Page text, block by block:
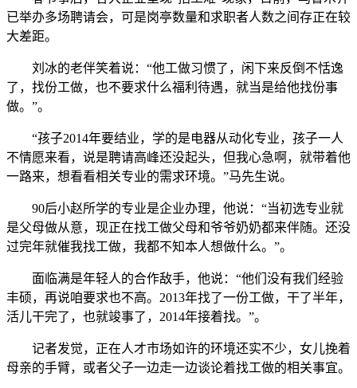
已举办多场聘请会，可是岗亭数量和求职者人数之间存正在较
大差距。
刘冰的老伴笑着说：“他工做习惯了，闲下来反倒不恬逸
了，找份工做，也不要求什么福利待遇，就当是给他找份事
做。”。
“孩子2014年要结业，学的是电器从动化专业，孩子一人
不情愿来看，说是聘请高峰还没起头，但我心急啊，就带着他
一路来，想看看相关专业的需求环境。”马先生说。
90后小赵所学的专业是企业办理，他说：“当初选专业就
是父母做从意，现正在找工做父母和爷爷奶奶都来伴随。还没
过完年就催我找工做，我都不知本人想做什么。”。
面临满是年轻人的合作敌手，他说：“他们没有我们经验
丰硕，再说咱要求也不高。2013年找了一份工做，干了半年，
活儿干完了，也就竣事了，2014年接着找。”。
记者发觉，正在人才市场如许的环境还实不少，女儿挽着
母亲的手臂，或者父子一边走一边谈论着找工做的相关事宜。